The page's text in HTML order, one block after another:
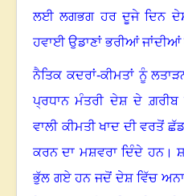
ਲਈ ਲਗਭਗ ਹਰ ਦੂਜੇ ਦਿਨ
ਹਵਾਈ ਉਡਾਣਾਂ ਭਰੀਆਂ ਜਾਂਦੀਆਂ
ਨੈਤਿਕ ਕਦਰਾਂ-ਕੀਮਤਾਂ ਨੂੰ
ਪ੍ਰਧਾਨ ਮੰਤਰੀ ਦੇਸ਼ ਦੇ ਗ਼ਰੀਬ
ਵਾਲੀ ਕੀਮਤੀ ਖਾਦ ਦੀ ਵਰਤੋਂ
ਕਰਨ ਦਾ ਮਸ਼ਵਰਾ ਦਿੰਦੇ ਹਨ।
ਭੁੱਲ ਗਏ ਹਨ ਜਦੋਂ ਦੇਸ਼ ਵਿੱਚ